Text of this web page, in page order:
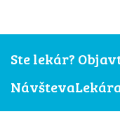
Ste lekár?